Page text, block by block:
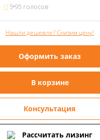
5 95 голосов
Нашли дешевле? Снизим цену!
Оформить заказ
В корзине
Консультация
Рассчитать лизинг